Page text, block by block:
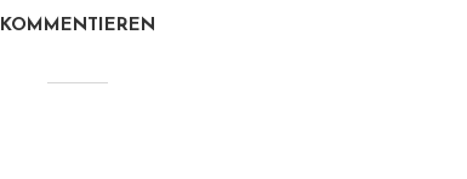
KOMMENTIEREN